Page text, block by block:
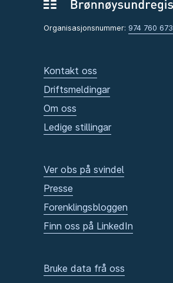
Organisasjonsnummer: 974 760 673
Kontakt oss
Driftsmeldingar
Om oss
Ledige stillingar
Ver obs på svindel
Presse
Forenklingsbloggen
Finn oss på LinkedIn
Bruke data frå oss